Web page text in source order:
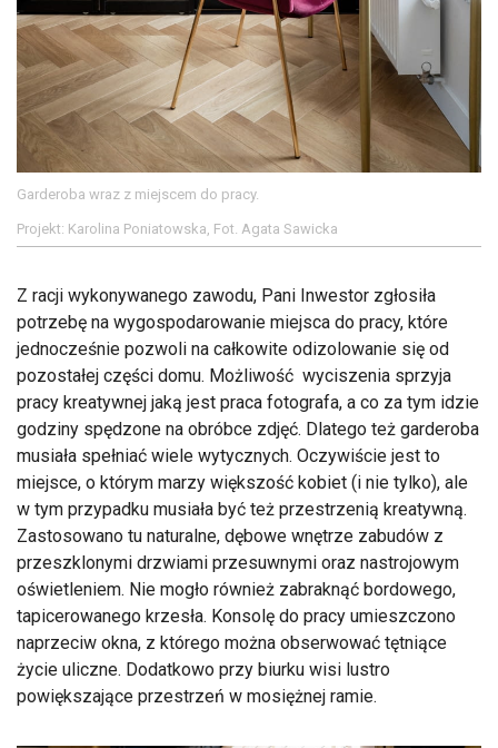
Garderoba wraz z miejscem do pracy.
Projekt: Karolina Poniatowska, Fot. Agata Sawicka
Z racji wykonywanego zawodu, Pani Inwestor zgłosiła
potrzebę na wygospodarowanie miejsca do pracy, które
jednocześnie pozwoli na całkowite odizolowanie się od
pozostałej części domu. Możliwość wyciszenia sprzyja
pracy kreatywnej jaką jest praca fotografa, a co za tym idzie
godziny spędzone na obróbce zdjęć. Dlatego też garderoba
musiała spełniać wiele wytycznych. Oczywiście jest to
miejsce, o którym marzy większość kobiet (i nie tylko), ale
w tym przypadku musiała być też przestrzenią kreatywną.
Zastosowano tu naturalne, dębowe wnętrze zabudów z
przeszklonymi drzwiami przesuwnymi oraz nastrojowym
oświetleniem. Nie mogło również zabraknąć bordowego,
tapicerowanego krzesła. Konsolę do pracy umieszczono
naprzeciw okna, z którego można obserwować tętniące
życie uliczne. Dodatkowo przy biurku wisi lustro
powiększające przestrzeń w mosiężnej ramie.